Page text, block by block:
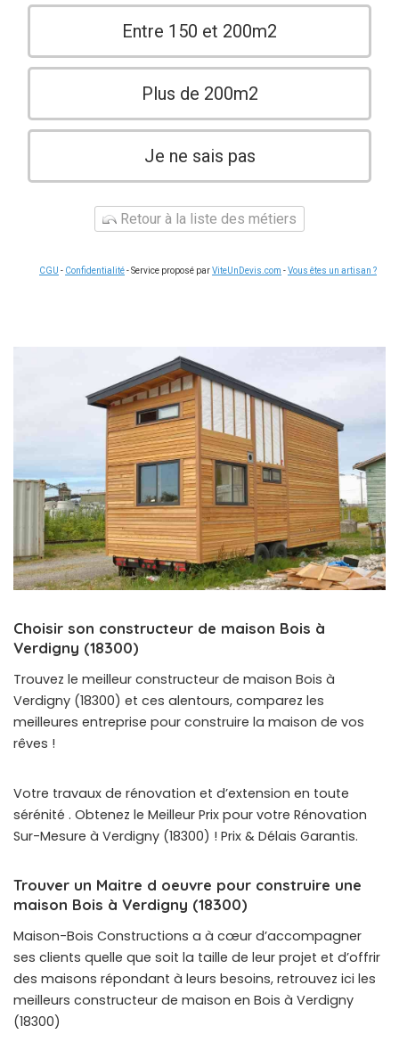
Entre 150 et 200m2
Plus de 200m2
Je ne sais pas
Retour à la liste des métiers
CGU - Confidentialité- Service proposé parViteUnDevis.com -Vous êtes un artisan ?
Choisir son constructeur de maison Bois à
Verdigny (18300)
Trouvez le meilleur constructeur de maison Bois à
Verdigny (18300) et ces alentours, comparez les
meilleures entreprise pour construire la maison de vos
rêves !
Votre travaux de rénovation et d’extension en toute
sérénité . Obtenez le Meilleur Prix pour votre Rénovation
Sur-Mesure à Verdigny (18300) ! Prix & Délais Garantis.
Trouver un Maitre d oeuvre pour construire une
maison Bois à Verdigny (18300)
Maison-Bois Constructions a à cœur d’accompagner
ses clients quelle que soit la taille de leur projet et d’offrir
des maisons répondant à leurs besoins, retrouvez ici les
meilleurs constructeur de maison en Bois à Verdigny
(18300)